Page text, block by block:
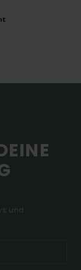
und